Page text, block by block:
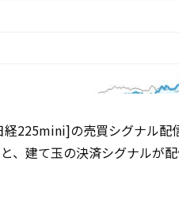
225mini]の売買シグナル配
、建て玉の決済シグナルが